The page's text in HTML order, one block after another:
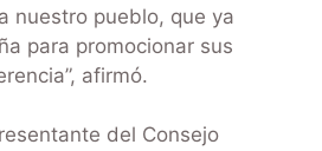
nuestro pueblo, que ya
para promocionar sus
afirmó.
del Consejo